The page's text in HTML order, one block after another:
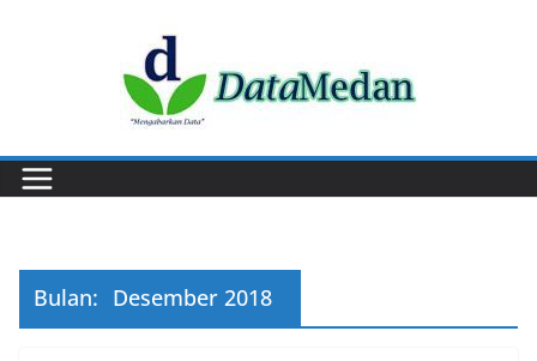
Bulan: Desember 2018